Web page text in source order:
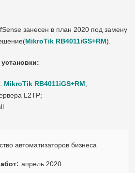
занесен в план 2020 под замену
MikroTik RB4011iGS+RM).
MikroTik RB4011iGS+RM;
L2TP;
автоматизаторов бизнеса
апрель 2020